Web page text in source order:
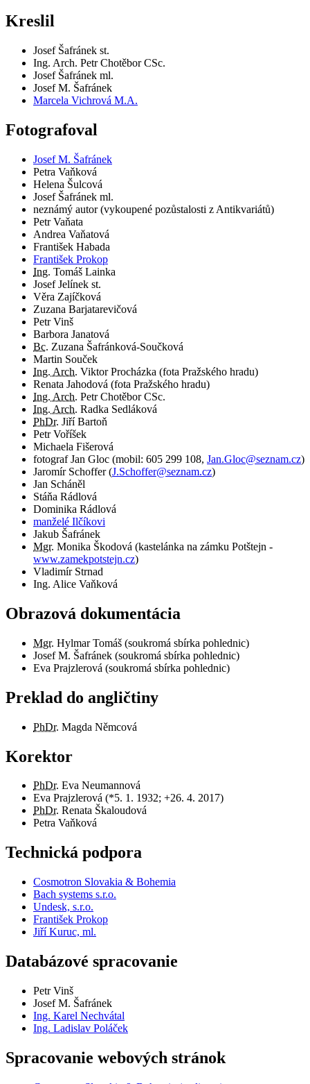
Kreslil
Josef Šafránek st.
Ing. Arch. Petr Chotěbor CSc.
Josef Šafránek ml.
Josef M. Šafránek
Marcela Vichrová M.A.
Fotografoval
Josef M. Šafránek
Petra Vaňková
Helena Šulcová
Josef Šafránek ml.
neznámý autor (vykoupené pozůstalosti z Antikvariátů)
Petr Vaňata
Andrea Vaňatová
František Habada
František Prokop
Ing. Tomáš Lainka
Josef Jelínek st.
Věra Zajíčková
Zuzana Barjatarevičová
Petr Vinš
Barbora Janatová
Bc. Zuzana Šafránková-Součková
Martin Souček
Ing. Arch. Viktor Procházka (fota Pražského hradu)
Renata Jahodová (fota Pražského hradu)
Ing. Arch. Petr Chotěbor CSc.
Ing. Arch. Radka Sedláková
PhDr. Jiří Bartoň
Petr Voříšek
Michaela Fišerová
fotografJan Gloc (mobil: 605 299 108, Jan.Gloc@seznam.cz)
Jaromír Schoffer(J.Schoffer@seznam.cz)
Jan Scháněl
Stáňa Rádlová
Dominika Rádlová
manželé Ilčíkovi
Jakub Šafránek
Mgr. Monika Škodová (kastelánka na zámku Potštejn -
www.zamekpotstejn.cz)
Vladimír Strnad
Ing. Alice Vaňková
Obrazová dokumentácia
Mgr. Hylmar Tomáš (soukromá sbírka pohlednic)
Josef M. Šafránek (soukromá sbírka pohlednic)
Eva Prajzlerová (soukromá sbírka pohlednic)
Preklad do angličtiny
PhDr. Magda Němcová
Korektor
PhDr. Eva Neumannová
Eva Prajzlerová (*5. 1. 1932; +26. 4. 2017)
PhDr. Renata Škaloudová
Petra Vaňková
Technická podpora
Cosmotron Slovakia & Bohemia
Bach systems s.r.o.
Undesk, s.r.o.
František Prokop
Jiří Kuruc, ml.
Databázové spracovanie
Petr Vinš
Josef M. Šafránek
Ing. Karel Nechvátal
Ing. Ladislav Poláček
Spracovanie webových stránok